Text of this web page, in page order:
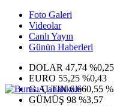
Foto Galeri
Videolar
Canlı Yayın
Günün Haberleri
DOLAR 47,74 %0,25
EURO 55,25 %0,43
G.ALTIN6.660,55
GÜMÜŞ 98 %3,57